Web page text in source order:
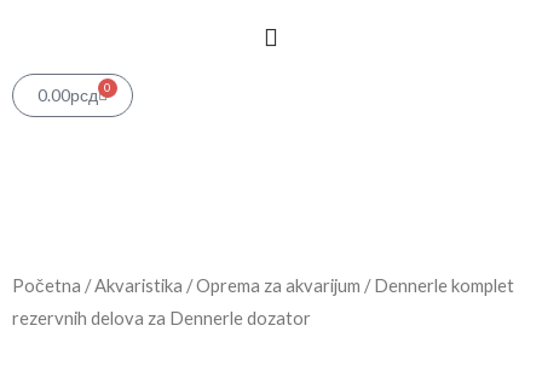
0.00рсд 0
Cart
Početna /Akvaristika /Oprema za akvarijum / Dennerle komplet
rezervnih delova za Dennerle dozator